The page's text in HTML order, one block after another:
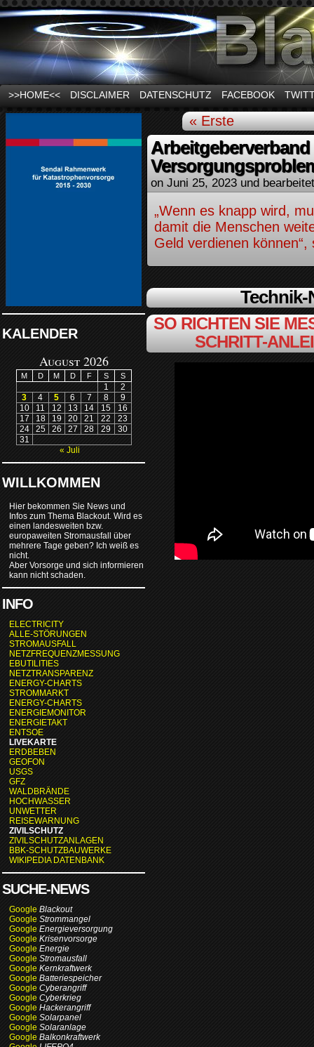
News und Infos zum Thema Stromausfall
>>HOME<< DISCLAIMER DATENSCHUTZ FACEBOOK
KALENDER
August 2026
M D M D F S S
1
2
3
4 5 6 7 8
9
10
11 12 13 14 15
16
17
18 19 20 21 22
23
24
25 26 27 28 29
30
31
« Juli
WILLKOMMEN
Hier bekommen Sie News und
Infos zum Thema Blackout. Wird es
einen landesweiten bzw.
europaweiten Stromausfall über
mehrere Tage geben? Ich weiß es
nicht.
Aber Vorsorge und sich informieren
kann nicht schaden.
INFO
ELECTRICITY
ALLE-STÖRUNGEN
STROMAUSFALL
NETZFREQUENZMESSUNG
EBUTILITIES
NETZTRANSPARENZ
ENERGY-CHARTS
STROMMARKT
ENERGY-CHARTS
ENERGIEMONITOR
ENERGIETAKT
ENTSOE
LIVEKARTE
ERDBEBEN
GEOFON
USGS
GFZ
WALDBRÄNDE
HOCHWASSER
UNWETTER
REISEWARNUNG
ZIVILSCHUTZ
ZIVILSCHUTZANLAGEN
BBK-SCHUTZBAUWERKE
WIKIPEDIA DATENBANK
SUCHE-NEWS
Google Blackout
Google Strommangel
Google Energieversorgung
Google Krisenvorsorge
Google Energie
Google Stromausfall
Google Kernkraftwerk
Google Batteriespeicher
Google Cyberangriff
Google Cyberkrieg
Google Hackerangriff
Google Solarpanel
Google Solaranlage
Google Balkonkraftwerk
« Erste
Arbeitgeberverband
on Juni 25, 2023 und
„Wenn es knapp wird,
damit die Menschen
Geld verdienen
SO RICHTEN SIE
SCHRITT-